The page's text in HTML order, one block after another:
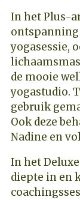
In het Plus-
ontspanning
yogasessie,
de mooie
yogastudio.
gebruik
Ook deze
Nadine en
In het
diepte in en